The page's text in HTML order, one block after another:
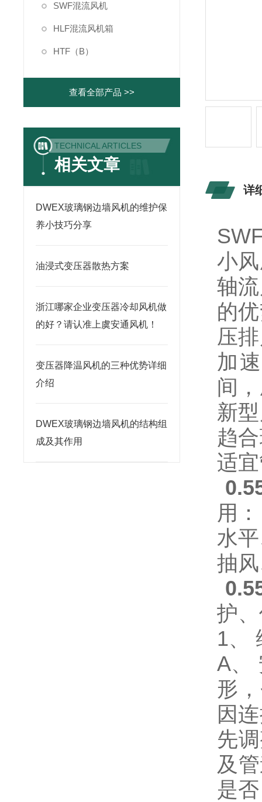
SWF混流风机
HLF混流风机箱
HTF（B）
查看全部产品 >>
TECHNICAL ARTICLES
相关文章
DWEX玻璃钢边墙风机的维护保
养小技巧分享
油浸式变压器散热方案
浙江哪家企业变压器冷却风机做
的好？请认准上虞安通风机！
变压器降温风机的三种优势详细
介绍
DWEX玻璃钢边墙风机的结构组
成及其作用
详
小
轴
的
压
加
间
新
趋
适
用：
水
抽
护
1、
A、
形
因
先
及
是